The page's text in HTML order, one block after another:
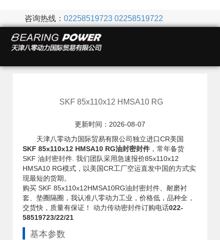
咨询热线： 02258519723 02258519722
SKF 85x110x12 HMSA10 RG
更新时间：2026-08-07
天津八零动力国际贸易有限公司独立进口CR美国
SKF 85x110x12 HMSA10 RG油封密封件 ，常年备货
SKF 油封密封件. 我们团队采用急速报价85x110x12
HMSA10 RG模式，以美国CR工厂空运直发中国的方式实
现最短的货期。
购买 SKF 85x110x12HMSA10RG油封密封件、耐磨衬
套、垫圈隔圈，我认准八零动力工业，价格低，品种全，
交货快，质量有保证！ 动力传动密封件订购电话022-
58519723/22/21
基本参数